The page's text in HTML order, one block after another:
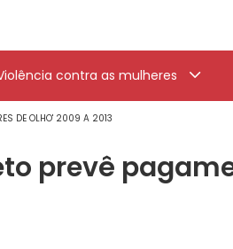
contra as mulheres
DE OLHO' 2009 A 2013
prevê